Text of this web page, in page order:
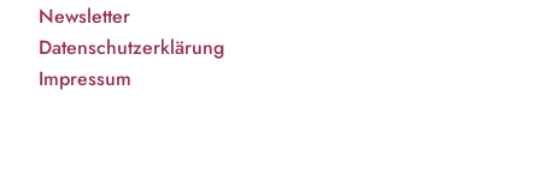
Newsletter
Datenschutzerklärung
Impressum